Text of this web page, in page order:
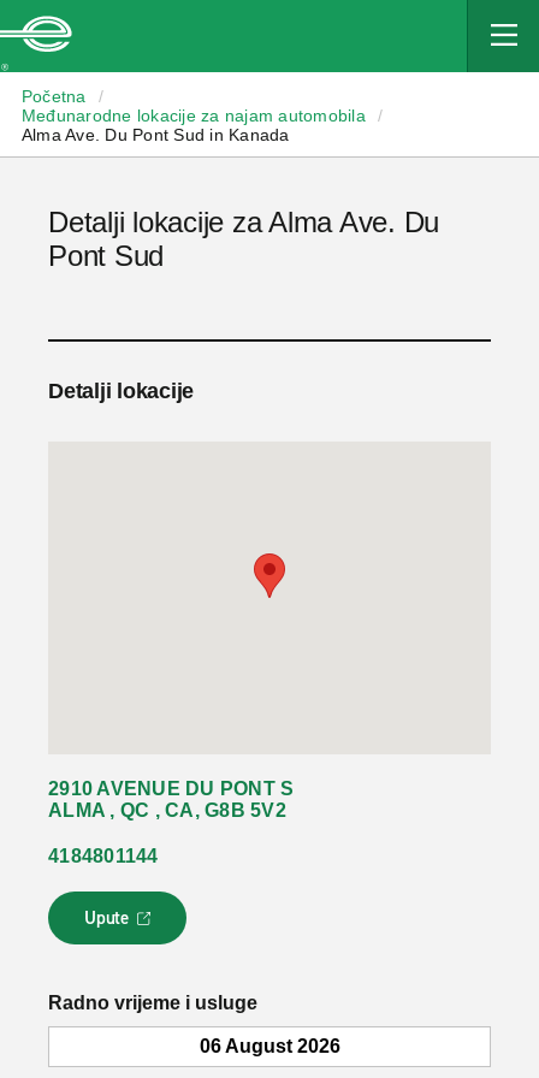
Početna
/
Međunarodne lokacije za najam automobila
/
Alma Ave. Du Pont Sud in Kanada
Detalji lokacije za Alma Ave. Du
Pont Sud
Detalji lokacije
2910 AVENUE DU PONT S
ALMA , QC , CA, G8B 5V2
4184801144
Upute
L
i
k
o
Radno vrijeme i usluge
06 August 2026